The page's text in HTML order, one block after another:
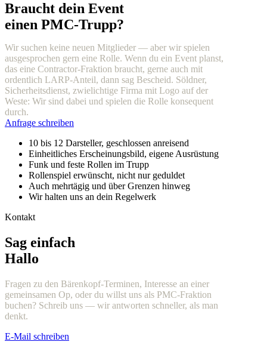
Braucht dein Event
einen PMC-Trupp?
Wir suchen keine neuen Mitglieder — aber wir spielen
ausgesprochen gern eine Rolle. Wenn du ein Event planst,
das eine Contractor-Fraktion braucht, gerne auch mit
ordentlich LARP-Anteil, dann sag Bescheid. Söldner,
Sicherheitsdienst, zwielichtige Firma mit Logo auf der
Weste: Wir sind dabei und spielen die Rolle konsequent
durch.
Anfrage schreiben
10 bis 12 Darsteller, geschlossen anreisend
Einheitliches Erscheinungsbild, eigene Ausrüstung
Funk und feste Rollen im Trupp
Rollenspiel erwünscht, nicht nur geduldet
Auch mehrtägig und über Grenzen hinweg
Wir halten uns an dein Regelwerk
Kontakt
Sag einfach
Hallo
Fragen zu den Bärenkopf-Terminen, Interesse an einer
gemeinsamen Op, oder du willst uns als PMC-Fraktion
buchen? Schreib uns — wir antworten schneller, als man
denkt.
E-Mail schreiben